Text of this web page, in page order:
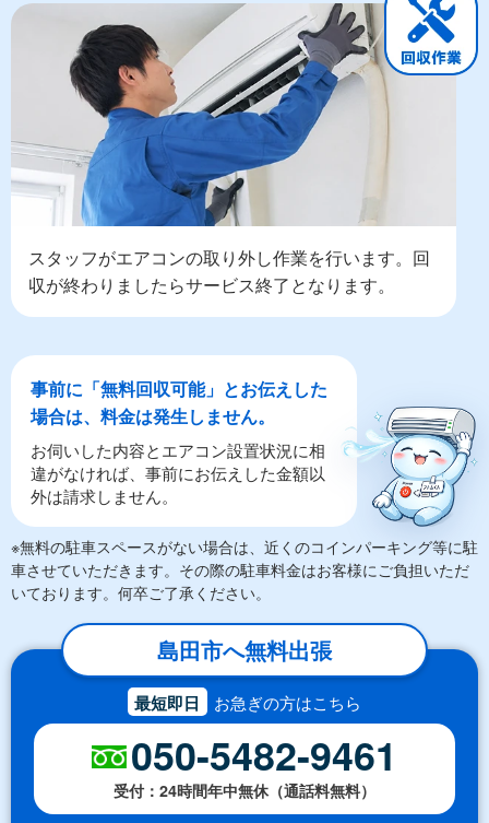
スタッフがエアコンの取り外し作業を行います。回
収が終わりましたらサービス終了となります。
事前に「無料回収可能」とお伝えした
場合は、料金は発生しません。
お伺いした内容とエアコン設置状況に相
違がなければ、事前にお伝えした金額以
外は請求しません。
※無料の駐車スペースがない場合は、近くのコインパーキング等に駐
車させていただきます。その際の駐車料金はお客様にご負担いただ
いております。何卒ご了承ください。
島田市へ無料出張
最短即日 お急ぎの方はこちら
050-5482-9461
受付：24時間年中無休（通話料無料）